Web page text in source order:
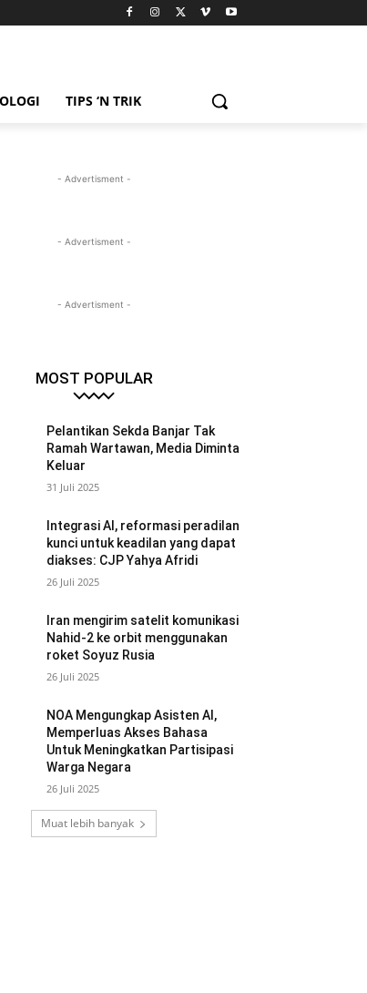
TIPS ‘N TRIK
- Advertisment -
- Advertisment -
- Advertisment -
MOST POPULAR
Pelantikan Sekda Banjar Tak
Ramah Wartawan, Media Diminta
Keluar
31 Juli 2025
Integrasi AI, reformasi peradilan
kunci untuk keadilan yang dapat
diakses: CJP Yahya Afridi
26 Juli 2025
Iran mengirim satelit komunikasi
Nahid-2 ke orbit menggunakan
roket Soyuz Rusia
26 Juli 2025
NOA Mengungkap Asisten AI,
Memperluas Akses Bahasa
Untuk Meningkatkan Partisipasi
Warga Negara
26 Juli 2025
Muat lebih banyak